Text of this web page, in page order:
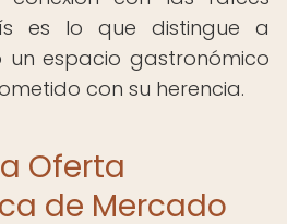
es lo que distingue a
un espacio gastronómico
con su herencia.
Oferta
de Mercado